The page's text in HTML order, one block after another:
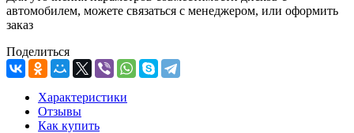
автомобилем, можете связаться с менеджером, или оформить
заказ
Поделиться
Характеристики
Отзывы
Как купить